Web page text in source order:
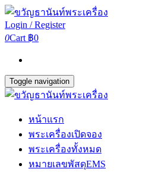
Login / Register
0Cart ฿0
Toggle navigation
หน้าแรก
พระเครื่องเปิดจอง
พระเครื่องทั้งหมด
หมายเลขพัสดุEMS